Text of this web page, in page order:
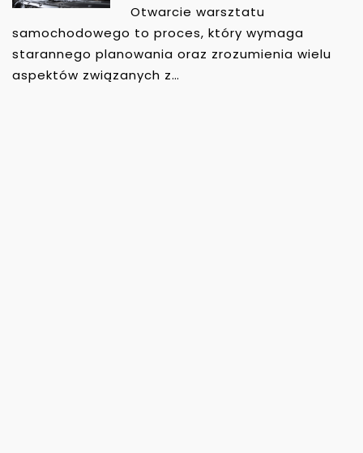
Otwarcie warsztatu
samochodowego to proces, który wymaga
starannego planowania oraz zrozumienia wielu
aspektów związanych z…